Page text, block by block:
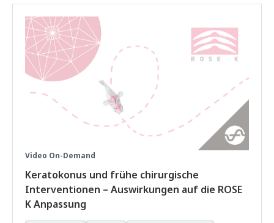
Video On-Demand
Keratokonus und frühe chirurgische
Interventionen – Auswirkungen auf die ROSE
K Anpassung